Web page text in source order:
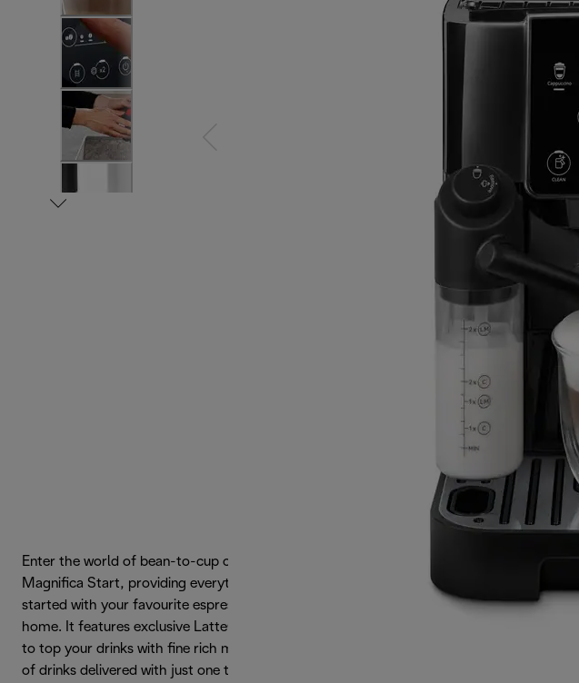
Enter the world of bean-to-cup coffee with De'Longhi
Magnifica Start, providing everything you need to get
started with your favourite espresso-based drinks at
home. It features exclusive LatteCrema Hot Technology
to top your drinks with fine rich milk foam, plus a selection
of drinks delivered with just one touch.